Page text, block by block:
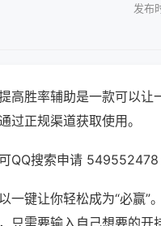
发布
高胜率辅助是一款可以让
过正规渠道获取使用。
QQ搜索申请
一键让你轻松成为“必赢
只需要输入自己想要的